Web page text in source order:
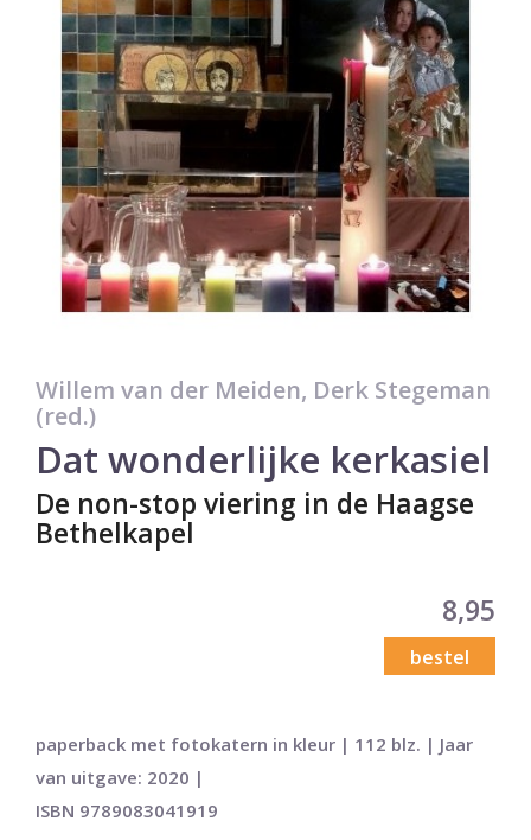
Willem van der Meiden, Derk Stegeman
(red.)
Dat wonderlijke kerkasiel
De non-stop viering in de Haagse
Bethelkapel
8,95
bestel
paperback met fotokatern in kleur | 112 blz. | Jaar
van uitgave: 2020 |
ISBN 9789083041919